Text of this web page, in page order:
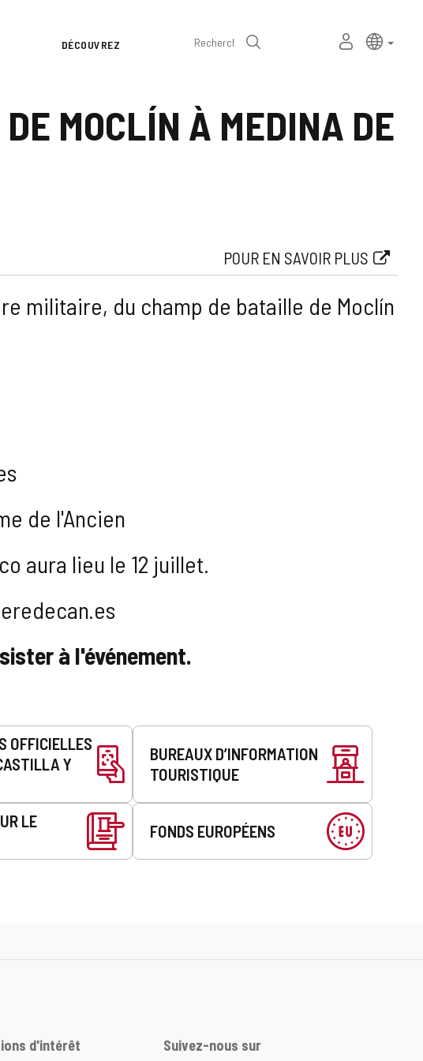
DÉCOUVREZ Recherche
MON
ESPACE
Sélecteur
de
Langue
MOCLÍN À MEDINA DE
POUR EN SAVOIR PLUS
militaire, du champ de bataille de Moclín
de l'Ancien
aura lieu le 12 juillet.
à l'événement.
OFFICIELLES
Y
BUREAUX D’INFORMATION
TOURISTIQUE
LE
FONDS EUROPÉENS
d'intérêt Suivez-nous sur